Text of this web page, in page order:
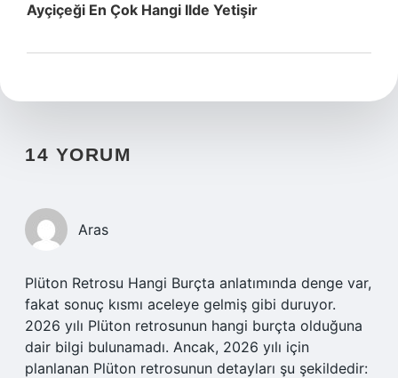
Ayçiçeği En Çok Hangi Ilde Yetişir
14 YORUM
Aras
Plüton Retrosu Hangi Burçta anlatımında denge var,
fakat sonuç kısmı aceleye gelmiş gibi duruyor.
2026 yılı Plüton retrosunun hangi burçta olduğuna
dair bilgi bulunamadı. Ancak, 2026 yılı için
planlanan Plüton retrosunun detayları şu şekildedir: